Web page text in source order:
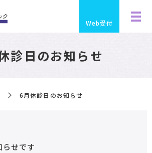
Web受付
診日のお知らせ
6月休診日のお知らせ
せです